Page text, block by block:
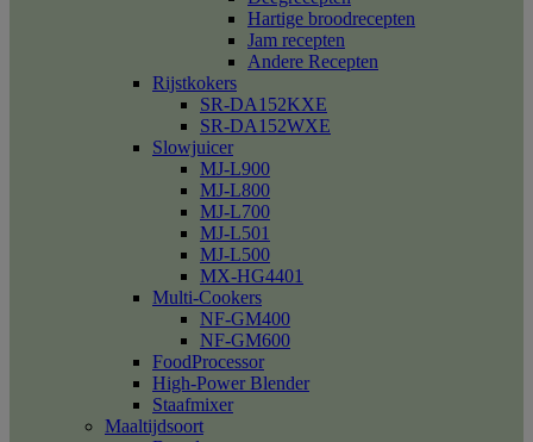
Hartige broodrecepten
Jam recepten
Andere Recepten
Rijstkokers
SR-DA152KXE
SR-DA152WXE
Slowjuicer
MJ-L900
MJ-L800
MJ-L700
MJ-L501
MJ-L500
MX-HG4401
Multi-Cookers
NF-GM400
NF-GM600
FoodProcessor
High-Power Blender
Staafmixer
Maaltijdsoort